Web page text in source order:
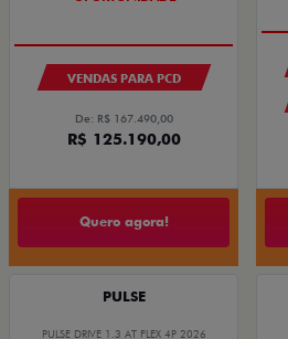
VENDAS PARA PCD
De: R$ 167.490,00
R$ 125.190,00
Quero agora!
PULSE
PULSE DRIVE 1.3 AT FLEX 4P 2026